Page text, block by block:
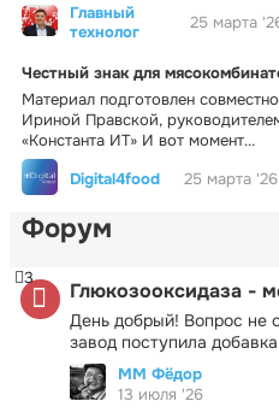
Главный
технолог
25 марта
Честный знак для
Материал подготовлен
Ириной Правской,
«Константа ИТ» И вот момент...
Digital4food
25 марта '26
Форум
Глюкозооксидаза -
День добрый! Вопрос не
завод поступила
3
ММ Фёдор
13 июля '26